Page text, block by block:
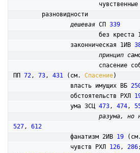
дешевая СП 339
без креста
		законническая 1ИВ
принцип
ПП 72, 73, 431 (см. Спасение)
		власть имущих ВБ
		обстоятельств РХЛ
		ума 3СЦ
473, 474,
разума, но
527, 612
		фанатизм 2ИВ
19
		чувств РХЛ
126, 286